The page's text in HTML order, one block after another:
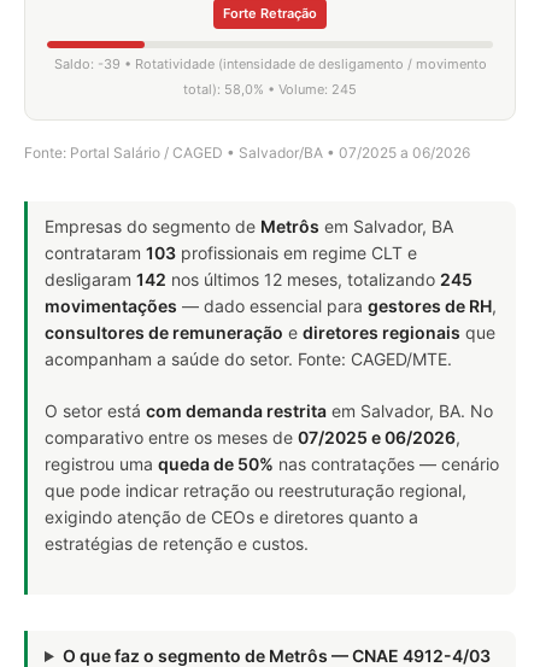
Forte Retração
Saldo: -39 • Rotatividade (intensidade de desligamento / movimento
total): 58,0% • Volume: 245
Fonte: Portal Salário / CAGED • Salvador/BA • 07/2025 a 06/2026
Empresas do segmento de Metrôs em Salvador, BA
contrataram 103 profissionais em regime CLT e
desligaram 142 nos últimos 12 meses, totalizando 245
movimentações — dado essencial para gestores de RH,
consultores de remuneração e diretores regionais que
acompanham a saúde do setor. Fonte: CAGED/MTE.
O setor está com demanda restrita em Salvador, BA. No
comparativo entre os meses de 07/2025 e 06/2026,
registrou uma queda de 50% nas contratações — cenário
que pode indicar retração ou reestruturação regional,
exigindo atenção de CEOs e diretores quanto a
estratégias de retenção e custos.
O que faz o segmento de Metrôs — CNAE 4912-4/03